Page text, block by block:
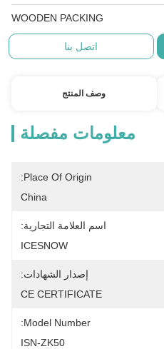
WOODEN PACKING
اتصل بنا
وصف المنتج
معلومات مفصلة
Place Of Origin:
China
اسم العلامة التجارية:
ICESNOW
إصدار الشهادات:
CE CERTIFICATE
Model Number:
ISN-ZK50